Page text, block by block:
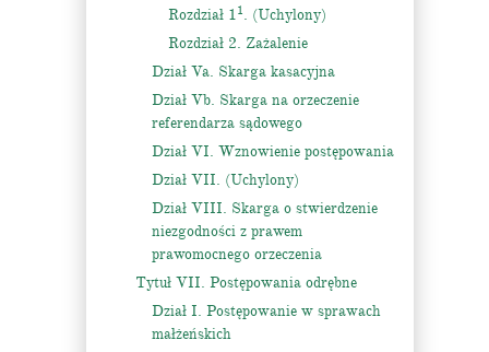
Rozdział 11. (Uchylony)
Rozdział 2. Zażalenie
Dział Va. Skarga kasacyjna
Dział Vb. Skarga na orzeczenie
referendarza sądowego
Dział VI. Wznowienie postępowania
Dział VII. (Uchylony)
Dział VIII. Skarga o stwierdzenie
niezgodności z prawem
prawomocnego orzeczenia
Tytuł VII. Postępowania odrębne
Dział I. Postępowanie w sprawach
małżeńskich